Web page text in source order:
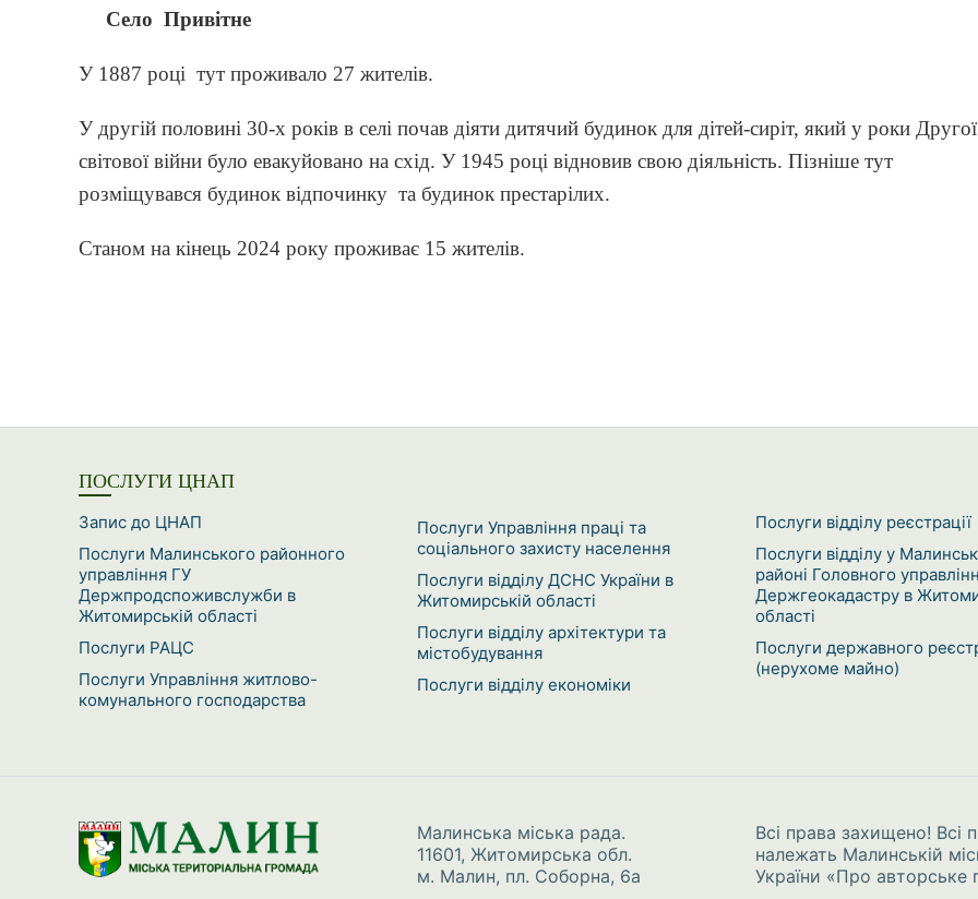
Село Привітне
У 1887 році тут проживало 27 жителів.
У другій половині 30-х років в селі почав діяти дитячий будинок для дітей-сиріт, який у роки Другої
світової війни було евакуйовано на схід. У 1945 році відновив свою діяльність. Пізніше тут
розміщувався будинок відпочинку та будинок престарілих.
Станом на кінець 2024 року проживає 15 жителів.
ПОСЛУГИ ЦНАП
Запис до ЦНАП
Послуги Малинського районного
управління ГУ
Держпродспоживслужби в
Житомирській області
Послуги РАЦС
Послуги Управління житлово-
комунального господарства
Послуги Управління праці та
соціального захисту населення
Послуги відділу ДСНС України в
Житомирській області
Послуги відділу архітектури та
містобудування
Послуги відділу економіки
Послуги відділу реєстрації
Послуги відділу у
районі Головного
Держгеокадастру в
області
Послуги державного
(нерухоме майно)
Малинська міська рада.
11601, Житомирська обл.
м. Малин, пл. Соборна, 6а
Всі права захищено! Всі
належать Малинській
України «Про авторське